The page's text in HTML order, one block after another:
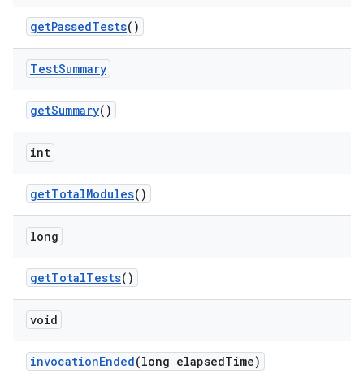
getPassedTests()
TestSummary
getSummary()
int
getTotalModules()
long
getTotalTests()
void
invocationEnded(long elapsedTime)